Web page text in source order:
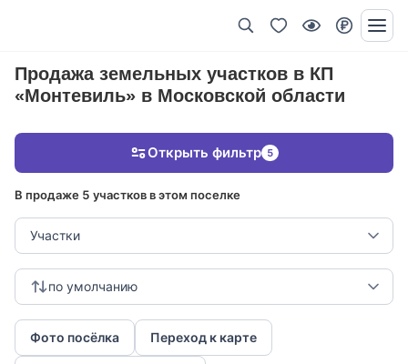
Продажа земельных участков в КП
«Монтевиль» в Московской области
В продаже 5 участков в этом поселке
Участки
по умолчанию
Фото посёлка Переход к карте
Открыть фильтр 5